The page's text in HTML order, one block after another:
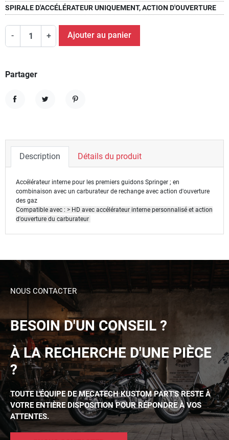
SPIRALE D'ACCÉLÉRATEUR UNIQUEMENT, ACTION D'OUVERTURE
- + Ajouter au panier
Partager
Description Détails du produit
Accélérateur interne pour les premiers guidons Springer ; en
combinaison avec un carburateur de rechange avec action d'ouverture
des gaz
Compatible avec : > HD avec accélérateur interne personnalisé et action
d'ouverture du carburateur
NOUS CONTACTER
BESOIN D'UN CONSEIL ?
À LA RECHERCHE D'UNE PIÈCE
?
TOUTE L'ÉQUIPE DE MECATECH KUSTOM PART'S RESTE À
VOTRE ENTIÈRE DISPOSITION POUR RÉPONDRE À VOS
ATTENTES.